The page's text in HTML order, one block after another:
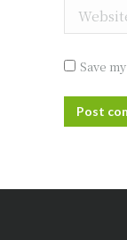
Website
Save
Post